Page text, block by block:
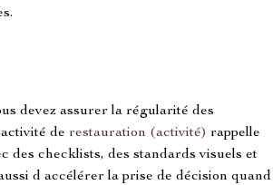
devez assurer la régularité des
de restauration (activité) rappelle
des checklists, des standards visuels et
d accélérer la prise de décision quand